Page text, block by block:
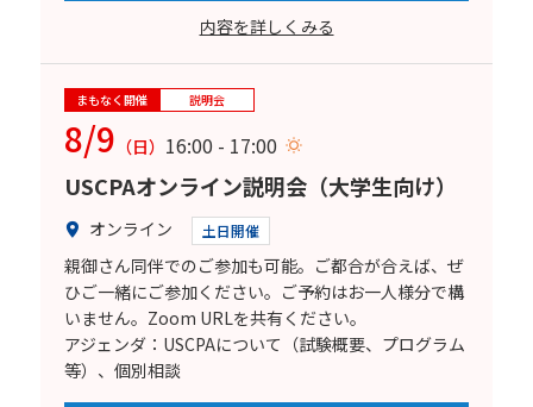
内容を詳しくみる
まもなく開催 説明会
8/9 （日） 16:00 - 17:00
USCPAオンライン説明会（大学生向け）
オンライン 土日開催
親御さん同伴でのご参加も可能。ご都合が合えば、ぜ
ひご一緒にご参加ください。ご予約はお一人様分で構
いません。Zoom URLを共有ください。
アジェンダ：USCPAについて（試験概要、プログラム
等）、個別相談